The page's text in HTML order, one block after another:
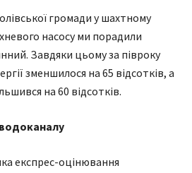
громади у шахтному
насосу ми порадили
Завдяки цьому за півроку
зменшилося на 65 відсотків, а
на 60 відсотків.
експрес-оцінювання